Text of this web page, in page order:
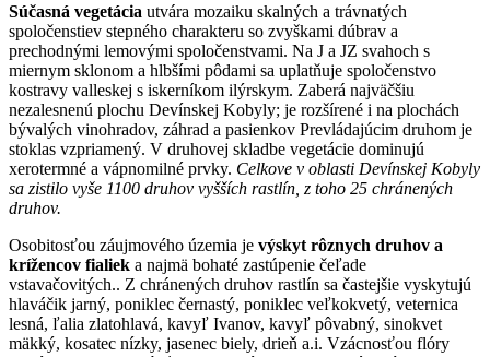
Súčasná vegetácia utvára mozaiku skalných a trávnatých
spoločenstiev stepného charakteru so zvyškami dúbrav a
prechodnými lemovými spoločenstvami. Na J a JZ svahoch s
miernym sklonom a hlbšími pôdami sa uplatňuje spoločenstvo
kostravy valleskej s iskerníkom ilýrskym. Zaberá najväčšiu
nezalesnenú plochu Devínskej Kobyly; je rozšírené i na plochách
bývalých vinohradov, záhrad a pasienkov Prevládajúcim druhom je
stoklas vzpriamený. V druhovej skladbe vegetácie dominujú
xerotermné a vápnomilné prvky. Celkove v oblasti Devínskej Kobyly
sa zistilo vyše 1100 druhov vyšších rastlín, z toho 25 chránených
druhov.
Osobitosťou záujmového územia je výskyt rôznych druhov a
krížencov fialiek a najmä bohaté zastúpenie čeľade
vstavačovitých.. Z chránených druhov rastlín sa častejšie vyskytujú
hlaváčik jarný, poniklec černastý, poniklec veľkokvetý, veternica
lesná, ľalia zlatohlavá, kavyľ Ivanov, kavyľ pôvabný, sinokvet
mäkký, kosatec nízky, jasenec biely, drieň a.i. Vzácnosťou flóry